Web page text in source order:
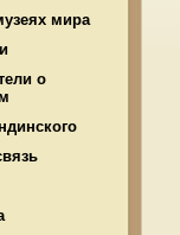
мира
о